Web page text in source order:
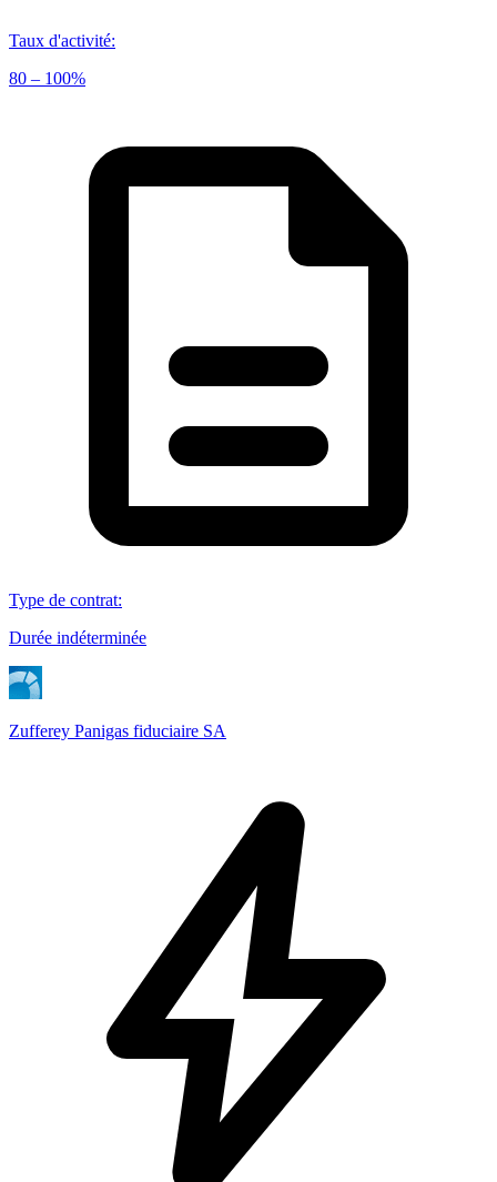
Taux d'activité:
80 – 100%
Type de contrat:
Durée indéterminée
Zufferey Panigas fiduciaire SA